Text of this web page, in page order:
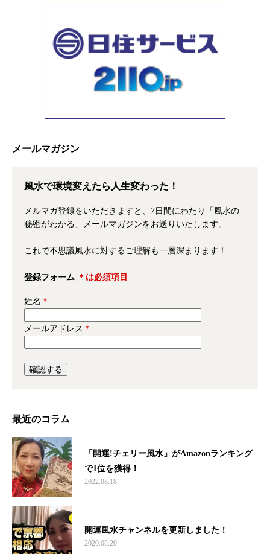
メールマガジン
風水で環境変えたら人生変わった！
メルマガ登録をいただきますと、7日間にわたり「風水の
秘密がわかる」メールマガジンをお送りいたします。
これで不思議風水に対するご理解も一層深まります！
登録フォーム ＊は必須項目
姓名 ＊
メールアドレス ＊
最近のコラム
「開運!チェリー風水」がAmazonランキング
で1位を獲得！
2022.08.18
開運風水チャンネルを更新しました！
2020.08.20